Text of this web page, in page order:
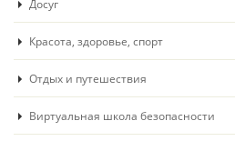
Досуг
Красота, здоровье, спорт
Отдых и путешествия
Виртуальная школа безопасности